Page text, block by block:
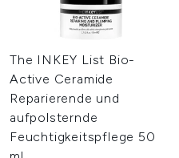
The INKEY List Bio-
Active Ceramide
Reparierende und
aufpolsternde
Feuchtigkeitspflege 50